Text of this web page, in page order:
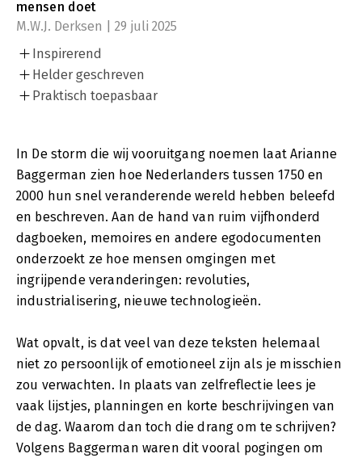
mensen doet
M.W.J. Derksen | 29 juli 2025
Inspirerend
Helder geschreven
Praktisch toepasbaar
In De storm die wij vooruitgang noemen laat Arianne
Baggerman zien hoe Nederlanders tussen 1750 en
2000 hun snel veranderende wereld hebben beleefd
en beschreven. Aan de hand van ruim vijfhonderd
dagboeken, memoires en andere egodocumenten
onderzoekt ze hoe mensen omgingen met
ingrijpende veranderingen: revoluties,
industrialisering, nieuwe technologieën.
Wat opvalt, is dat veel van deze teksten helemaal
niet zo persoonlijk of emotioneel zijn als je misschien
zou verwachten. In plaats van zelfreflectie lees je
vaak lijstjes, planningen en korte beschrijvingen van
de dag. Waarom dan toch die drang om te schrijven?
Volgens Baggerman waren dit vooral pogingen om